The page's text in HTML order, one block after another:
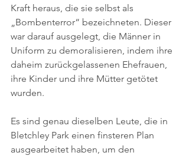
Kraft heraus, die sie selbst als
„Bombenterror“ bezeichneten. Dieser
war darauf ausgelegt, die Männer in
Uniform zu demoralisieren, indem ihre
daheim zurückgelassenen Ehefrauen,
ihre Kinder und ihre Mütter getötet
wurden.
Es sind genau dieselben Leute, die in
Bletchley Park einen finsteren Plan
ausgearbeitet haben, um den